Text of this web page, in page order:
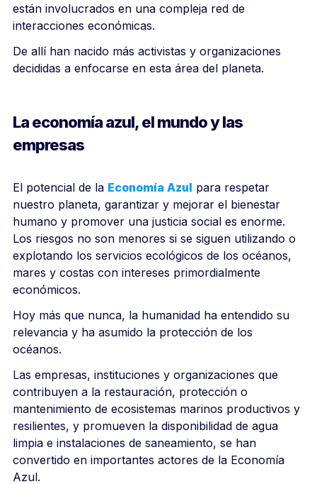
están involucrados en una compleja red de
interacciones económicas.
De allí han nacido más activistas y organizaciones
decididas a enfocarse en esta área del planeta.
La economía azul, el mundo y las
empresas
El potencial de la Economía Azul para respetar
nuestro planeta, garantizar y mejorar el bienestar
humano y promover una justicia social es enorme.
Los riesgos no son menores si se siguen utilizando o
explotando los servicios ecológicos de los océanos,
mares y costas con intereses primordialmente
económicos.
Hoy más que nunca, la humanidad ha entendido su
relevancia y ha asumido la protección de los
océanos.
Las empresas, instituciones y organizaciones que
contribuyen a la restauración, protección o
mantenimiento de ecosistemas marinos productivos y
resilientes, y promueven la disponibilidad de agua
limpia e instalaciones de saneamiento, se han
convertido en importantes actores de la Economía
Azul.